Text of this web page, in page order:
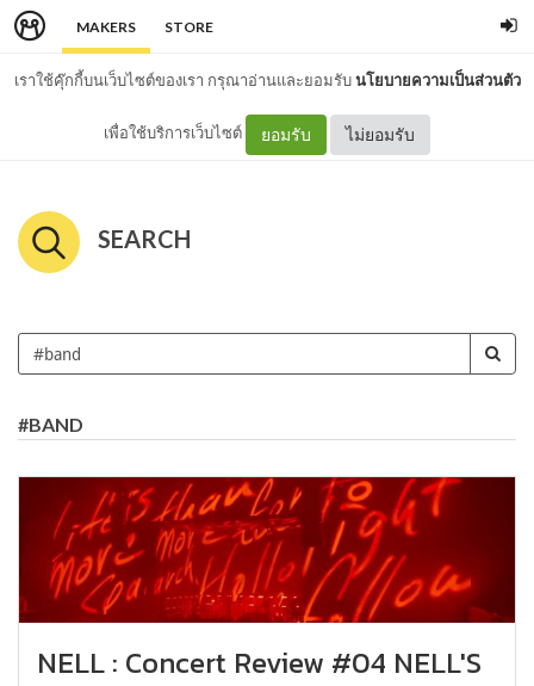
MAKERS STORE
เราใช้คุ๊กกี้บนเว็บไซต์ของเรา กรุณาอ่านและยอมรับนโยบายความเป็นส่วนตัว
เพื่อใช้บริการเว็บไซต์ ยอมรับ ไม่ยอมรับ
SEARCH
#BAND
NELL : Concert Review #04 NELL'S